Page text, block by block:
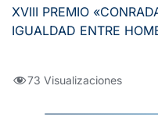
XVIII PREMIO
IGUALDAD ENTRE
73 Visualizaciones